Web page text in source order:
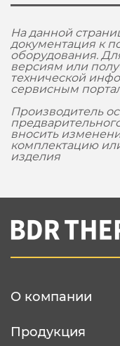
На данной
документация к
оборудования.
версиям или
технической
сервисным
Производитель
вносить
комплектацию
изделия
О компании
Продукция